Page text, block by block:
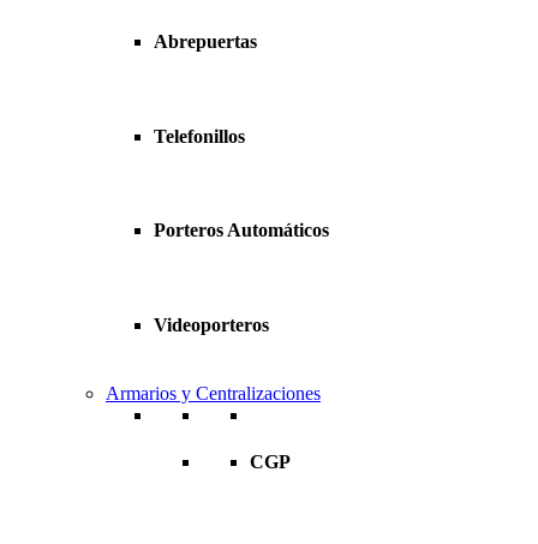
Abrepuertas
Telefonillos
Porteros Automáticos
Videoporteros
Armarios y Centralizaciones
CGP